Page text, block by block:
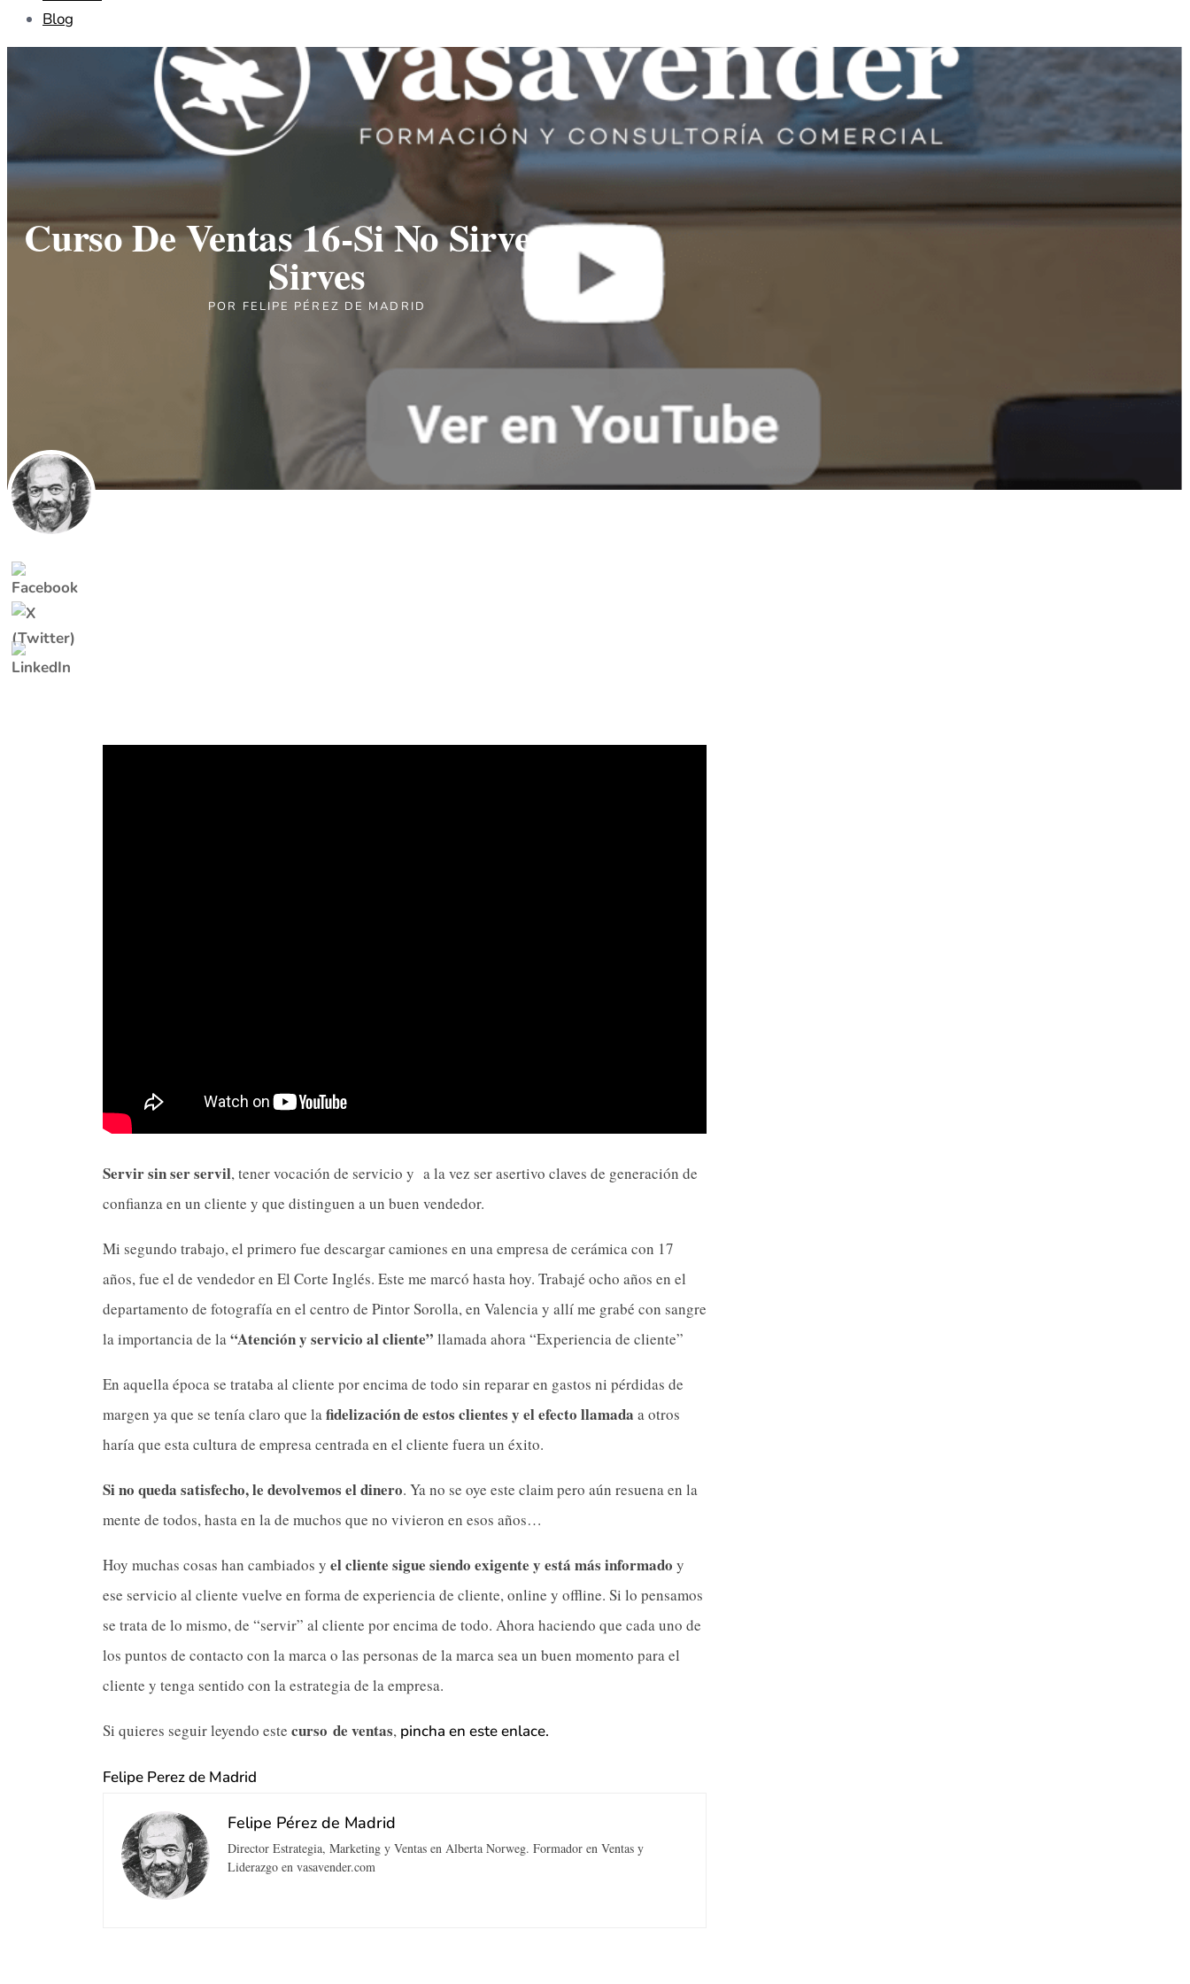
Blog
Curso De Ventas 16-Si No Sirves, No
Sirves
POR FELIPE PÉREZ DE MADRID
Servir sin ser servil, tener vocación de servicio y a la vez ser asertivo claves de generación de
confianza en un cliente y que distinguen a un buen vendedor.
Mi segundo trabajo, el primero fue descargar camiones en una empresa de cerámica con 17
años, fue el de vendedor en El Corte Inglés. Este me marcó hasta hoy. Trabajé ocho años en el
departamento de fotografía en el centro de Pintor Sorolla, en Valencia y allí me grabé con sangre
la importancia de la“Atención y servicio al cliente” llamada ahora “Experiencia de cliente”
En aquella época se trataba al cliente por encima de todo sin reparar en gastos ni pérdidas de
margen ya que se tenía claro que lafidelización de estos clientes y el efecto llamada a otros
haría que esta cultura de empresa centrada en el cliente fuera un éxito.
Si no queda satisfecho, le devolvemos el dinero. Ya no se oye este claim pero aún resuena en la
mente de todos, hasta en la de muchos que no vivieron en esos años…
Hoy muchas cosas han cambiados y el cliente sigue siendo exigente y está más informado y
ese servicio al cliente vuelve en forma de experiencia de cliente, online y offline. Si lo pensamos
se trata de lo mismo, de “servir” al cliente por encima de todo. Ahora haciendo que cada uno de
los puntos de contacto con la marca o las personas de la marca sea un buen momento para el
cliente y tenga sentido con la estrategia de la empresa.
Si quieres seguir leyendo este curso de ventas, pincha en este enlace.
Felipe Perez de Madrid
Felipe Pérez de Madrid
Director Estrategia, Marketing y Ventas en Alberta Norweg. Formador en Ventas y
Liderazgo en vasavender.com